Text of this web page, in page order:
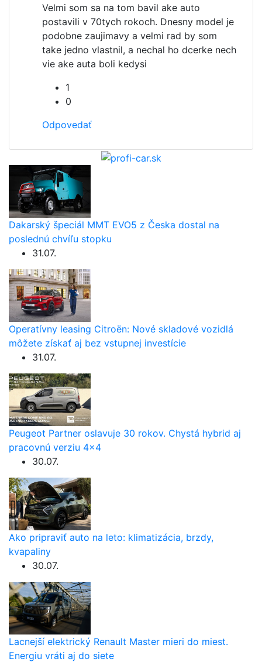
Velmi som sa na tom bavil ake auto
postavili v 70tych rokoch. Dnesny model je
podobne zaujimavy a velmi rad by som
take jedno vlastnil, a nechal ho dcerke nech
vie ake auta boli kedysi
1
0
Odpovedať
Dakarský špeciál MMT EVO5 z Česka dostal na
poslednú chvíľu stopku
31.07.
Operatívny leasing Citroën: Nové skladové vozidlá
môžete získať aj bez vstupnej investície
31.07.
Peugeot Partner oslavuje 30 rokov. Chystá hybrid aj
pracovnú verziu 4×4
30.07.
Ako pripraviť auto na leto: klimatizácia, brzdy,
kvapaliny
30.07.
Lacnejší elektrický Renault Master mieri do miest.
Energiu vráti aj do siete